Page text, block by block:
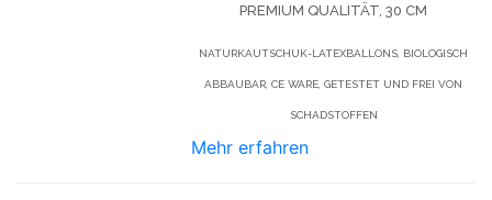
PREMIUM QUALITÄT, 30 CM
NATURKAUTSCHUK-LATEXBALLONS, BIOLOGISCH
ABBAUBAR, CE WARE, GETESTET UND FREI VON
SCHADSTOFFEN
Mehr erfahren